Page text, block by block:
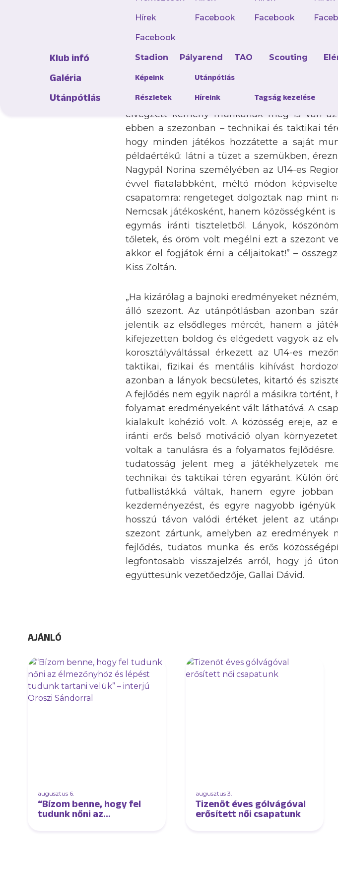
Hírek
Facebook
Facebook Facebook
Klub infó Stadion Pályarend TAO Scouting
Galéria Képeink Utánpótlás
Utánpótlás Részletek Híreink Tagság kezelése
felidézem az idei szezont. A nyári
mellett erős csapategységet kovácsoljunk,
nemzetközi ellenféllel is
futsalbajnokságban is indultunk, ami
mögött álló rengeteg munkát. Az
elvégzett kemény munkának meg is van
ebben a szezonban – technikai és taktikai
hogy minden játékos hozzátette a saját
példaértékű: látni a tüzet a szemükben,
Nagypál Norina személyében az U14-es
évvel fiatalabbként, méltó módon
csapatomra: rengeteget dolgoztak nap mint
Nemcsak játékosként, hanem közösségként
egymás iránti tiszteletből. Lányok,
tőletek, és öröm volt megélni ezt a szezont
akkor el fogjátok érni a céljaitokat!” –
Kiss Zoltán.
„Ha kizárólag a bajnoki eredményeket
álló szezont. Az utánpótlásban azonban
jelentik az elsődleges mércét, hanem a
kifejezetten boldog és elégedett vagyok az
korosztályváltással érkezett az U14-es
taktikai, fizikai és mentális kihívást
azonban a lányok becsületes, kitartó és
A fejlődés nem egyik napról a másikra
folyamat eredményeként vált láthatóvá. A
kialakult kohézió volt. A közösség ereje, az
iránti erős belső motiváció olyan
voltak a tanulásra és a folyamatos
tudatosság jelent meg a játékhelyzetek
technikai és taktikai téren egyaránt. Külön
futballistákká váltak, hanem egyre
kezdeményezést, és egyre nagyobb
hosszú távon valódi értéket jelent az
szezont zártunk, amelyben az
fejlődés, tudatos munka és erős
legfontosabb visszajelzés arról, hogy jó
együttesünk vezetőedzője, Gallai Dávid.
AJÁNLÓ
augusztus 6.
“Bízom benne, hogy fel
tudunk nőni az
augusztus 3.
Tizenöt éves gólvágóval
erősített női csapatunk